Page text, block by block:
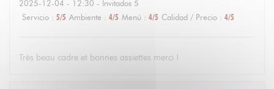
2025-12-04 - 12:30 - Invitados 5
Servicio : 5/5 Ambiente : 4/5 Menú : 4/5 Calidad / Precio : 4/5
Très beau cadre et bonnes assiettes merci !